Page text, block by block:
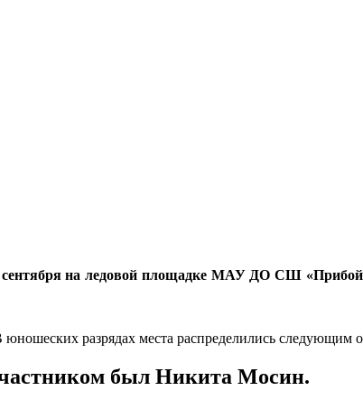
сентября на ледовой площадке МАУ ДО СШ
разрядах места распределились следующим
был Никита Мосин.